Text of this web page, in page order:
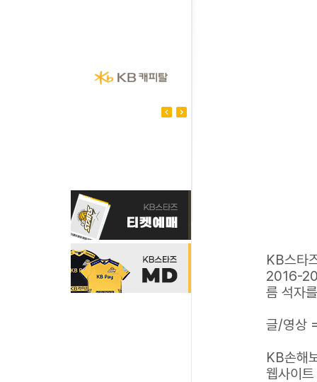
KB스타
2016-
름 석자
글/영상
KB손해
웹사이